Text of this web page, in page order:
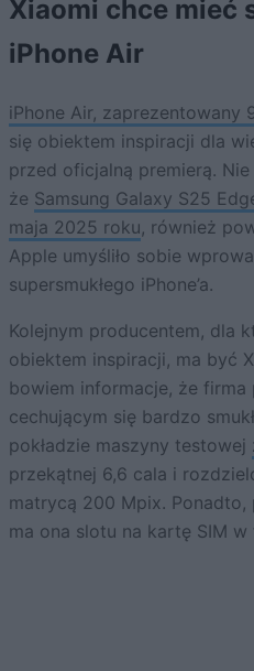
Xiaomi chce mieć
iPhone Air
iPhone Air, zaprezentowany
się obiektem inspiracji dla
przed oficjalną premierą.
że Samsung Galaxy S25
maja 2025 roku, również
Apple umyśliło sobie
supersmukłego iPhone’a.
Kolejnym producentem, dla
obiektem inspiracji, ma być
bowiem informacje, że firma
cechującym się bardzo
pokładzie maszyny testowej
przekątnej 6,6 cala i
matrycą 200 Mpix. Ponadto,
ma ona slotu na kartę SIM